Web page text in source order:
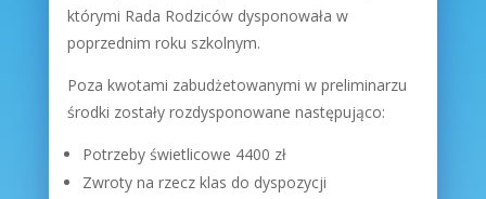
którymi Rada Rodziców dysponowała w
poprzednim roku szkolnym.
Poza kwotami zabudżetowanymi w preliminarzu
środki zostały rozdysponowane następująco:
Potrzeby świetlicowe 4400 zł
Zwroty na rzecz klas do dyspozycji